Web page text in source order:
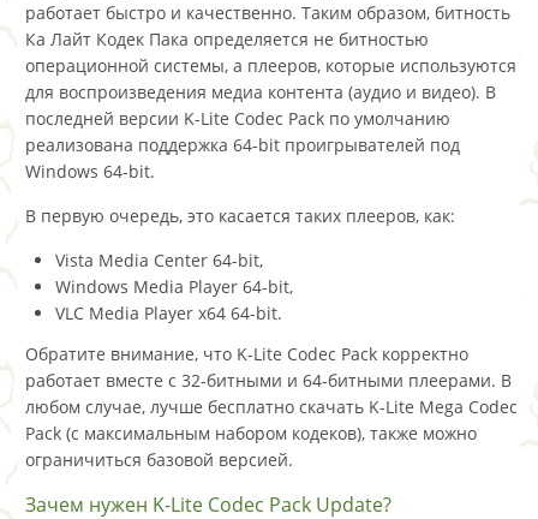
работает быстро и качественно. Таким образом, битность
Ка Лайт Кодек Пака определяется не битностью
операционной системы, а плееров, которые используются
для воспроизведения медиа контента (аудио и видео). В
последней версии K-Lite Codec Pack по умолчанию
реализована поддержка 64-bit проигрывателей под
Windows 64-bit.
В первую очередь, это касается таких плееров, как:
Vista Media Center 64-bit,
Windows Media Player 64-bit,
VLC Media Player x64 64-bit.
Обратите внимание, что K-Lite Codec Pack корректно
работает вместе с 32-битными и 64-битными плеерами. В
любом случае, лучше бесплатно скачать K-Lite Mega Codec
Pack (с максимальным набором кодеков), также можно
ограничиться базовой версией.
Зачем нужен K-Lite Codec Pack Update?